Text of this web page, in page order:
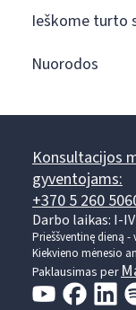
Ieškome turto
Nuorodos
Konsultacijos
gyventojams:
+370 5 260
Darbo laikas: I-IV
Prieššventinę dieną
Kiekvieno mėnesio
Paklausimas per